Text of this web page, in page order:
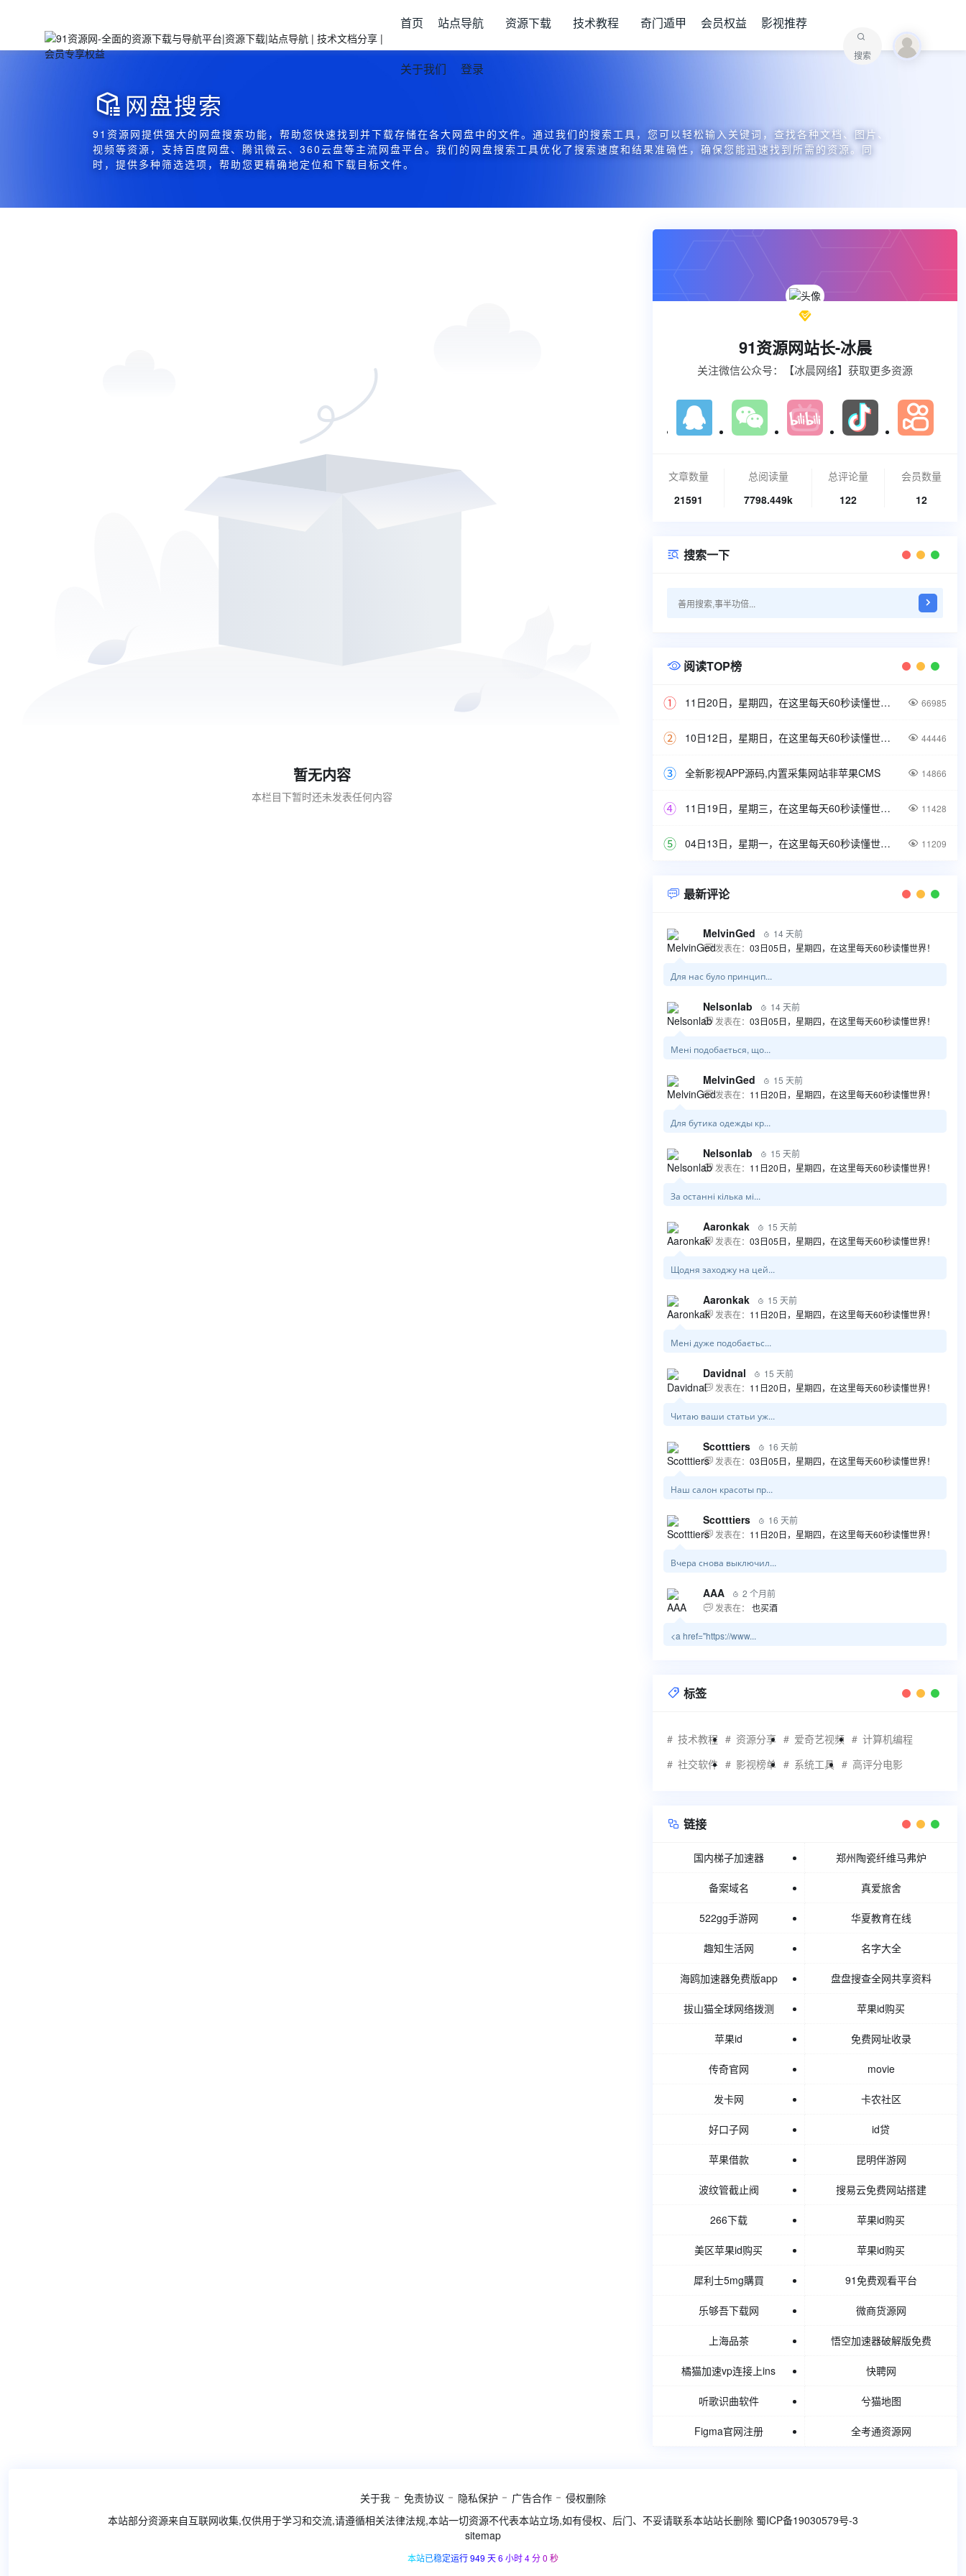
首页 站点导航 资源下载 技术教程 奇门遁甲 会员权益 影视推荐
关于我们 登录
搜索
网盘搜索
91资源网提供强大的网盘搜索功能，帮助您快速找到并下载存储在各大网盘中的文件。通过我们的搜索工具，您可以轻松输入关键词，查找各种文档、图片、
视频等资源，支持百度网盘、腾讯微云、360云盘等主流网盘平台。我们的网盘搜索工具优化了搜索速度和结果准确性，确保您能迅速找到所需的资源。同
时，提供多种筛选选项，帮助您更精确地定位和下载目标文件。
暂无内容
本栏目下暂时还未发表任何内容

91资源网站长-冰晨
关注微信公众号：【冰晨网络】获取更多资源
文章数量
21591
总阅读量
7798.449k
总评论量
122
会员数量
12
 搜索一下
 阅读TOP榜
11日20日，星期四，在这里每天60秒读懂世界！  66985
10日12日，星期日，在这里每天60秒读懂世界！  44446
全新影视APP源码,内置采集网站非苹果CMS  14866
11日19日，星期三，在这里每天60秒读懂世界！  11428
04日13日，星期一，在这里每天60秒读懂世界！  11209
 最新评论
MelvinGed  14 天前
 发表在： 03日05日，星期四，在这里每天60秒读懂世界！
Для нас було принцип...
Nelsonlab  14 天前
 发表在： 03日05日，星期四，在这里每天60秒读懂世界！
Мені подобається, що...
MelvinGed  15 天前
 发表在： 11日20日，星期四，在这里每天60秒读懂世界！
Для бутика одежды кр...
Nelsonlab  15 天前
 发表在： 11日20日，星期四，在这里每天60秒读懂世界！
За останні кілька мі...
Aaronkak  15 天前
 发表在： 03日05日，星期四，在这里每天60秒读懂世界！
Щодня заходжу на цей...
Aaronkak  15 天前
 发表在： 11日20日，星期四，在这里每天60秒读懂世界！
Мені дуже подобаєтьс...
Davidnal  15 天前
 发表在： 11日20日，星期四，在这里每天60秒读懂世界！
Читаю ваши статьи уж...
Scotttiers  16 天前
 发表在： 03日05日，星期四，在这里每天60秒读懂世界！
Наш салон красоты пр...
Scotttiers  16 天前
 发表在： 11日20日，星期四，在这里每天60秒读懂世界！
Вчера снова выключил...
AAA  2 个月前
 发表在： 也买酒
<a href="https://www...
 标签
技术教程 资源分享 爱奇艺视频
计算机编程
社交软件
影视榜单 系统工具 高评分电影
 链接
国内梯子加速器 郑州陶瓷纤维马弗炉
备案域名 真爱旅舍
522gg手游网 华夏教育在线
趣知生活网 名字大全
海鸥加速器免费版app 盘盘搜查全网共享资料
拔山猫全球网络拨测 苹果id购买
苹果id 免费网址收录
传奇官网 movie
发卡网 卡农社区
好口子网 id贷
苹果借款 昆明伴游网
波纹管截止阀 搜易云免费网站搭建
266下载 苹果id购买
美区苹果id购买 苹果id购买
犀利士5mg購買 91免费观看平台
乐够吾下载网 微商货源网
上海品茶 悟空加速器破解版免费
橘猫加速vp连接上ins 快聘网
听歌识曲软件 兮猫地图
Figma官网注册 全考通资源网
关于我 免责协议 隐私保护 广告合作
侵权删除
本站部分资源来自互联网收集,仅供用于学习和交流,请遵循相关法律法规,本站一切资源不代表本站立场,如有侵权、后门、不妥请联系本站站长删除 蜀ICP备19030579号-3
sitemap
本站已稳定运行 949 天 6 小时 4 分 1 秒